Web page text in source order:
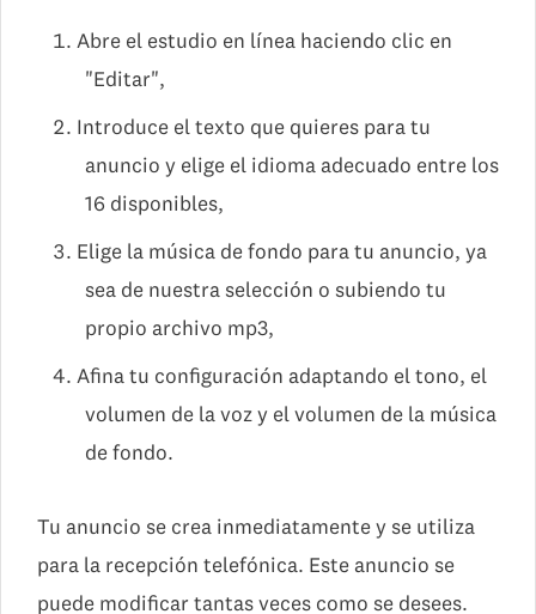
Abre el estudio en línea haciendo clic en
"Editar",
Introduce el texto que quieres para tu
anuncio y elige el idioma adecuado entre los
16 disponibles,
Elige la música de fondo para tu anuncio, ya
sea de nuestra selección o subiendo tu
propio archivo mp3,
Afina tu configuración adaptando el tono, el
volumen de la voz y el volumen de la música
de fondo.
Tu anuncio se crea inmediatamente y se utiliza
para la recepción telefónica. Este anuncio se
puede modificar tantas veces como se desees.